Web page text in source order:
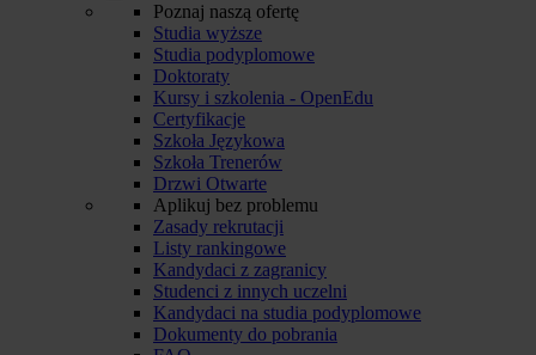
Poznaj naszą ofertę
Studia wyższe
Studia podyplomowe
Doktoraty
Kursy i szkolenia - OpenEdu
Certyfikacje
Szkoła Językowa
Szkoła Trenerów
Drzwi Otwarte
Aplikuj bez problemu
Zasady rekrutacji
Listy rankingowe
Kandydaci z zagranicy
Studenci z innych uczelni
Kandydaci na studia podyplomowe
Dokumenty do pobrania